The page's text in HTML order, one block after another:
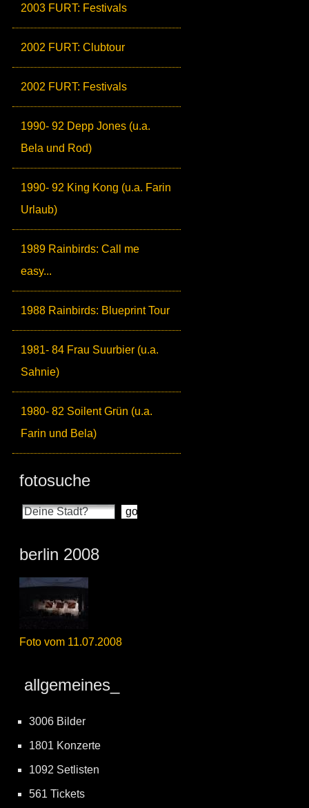
2003 FURT: Festivals
2002 FURT: Clubtour
2002 FURT: Festivals
1990- 92 Depp Jones (u.a.
Bela und Rod)
1990- 92 King Kong (u.a. Farin
Urlaub)
1989 Rainbirds: Call me
easy...
1988 Rainbirds: Blueprint Tour
1981- 84 Frau Suurbier (u.a.
Sahnie)
1980- 82 Soilent Grün (u.a.
Farin und Bela)
fotosuche
berlin 2008
Foto vom 11.07.2008
allgemeines_
3006 Bilder
1801 Konzerte
1092 Setlisten
561 Tickets